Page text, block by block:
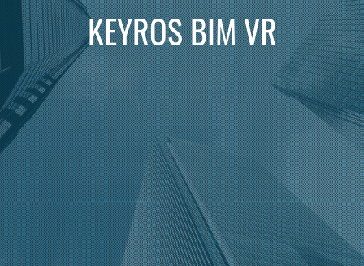
KEYROS BIM VR